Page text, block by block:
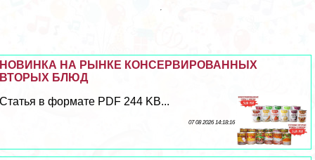
НОВИНКА НА РЫНКЕ КОНСЕРВИРОВАННЫХ
ВТОРЫХ БЛЮД
Статья в формате PDF 244 KB...
07 08 2026 14:18:16